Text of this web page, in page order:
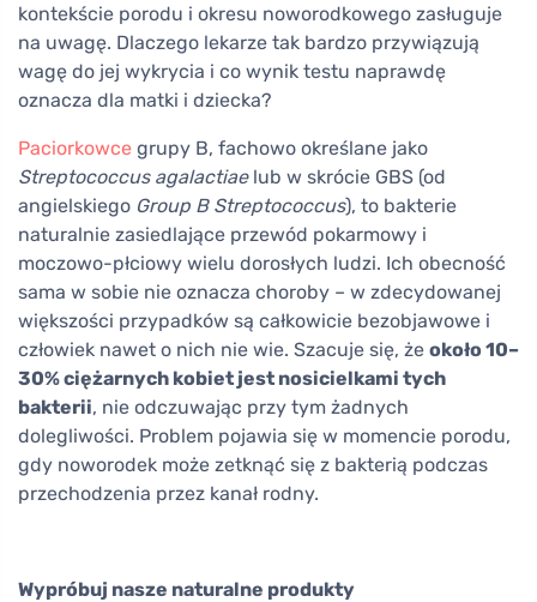
kontekście porodu i okresu noworodkowego zasługuje
na uwagę. Dlaczego lekarze tak bardzo przywiązują
wagę do jej wykrycia i co wynik testu naprawdę
oznacza dla matki i dziecka?
Paciorkowce grupy B, fachowo określane jako
Streptococcus agalactiaelub w skrócie GBS (od
angielskiego Group B Streptococcus), to bakterie
naturalnie zasiedlające przewód pokarmowy i
moczowo-płciowy wielu dorosłych ludzi. Ich obecność
sama w sobie nie oznacza choroby – w zdecydowanej
większości przypadków są całkowicie bezobjawowe i
człowiek nawet o nich nie wie. Szacuje się, że około 10–
30% ciężarnych kobiet jest nosicielkami tych
bakterii, nie odczuwając przy tym żadnych
dolegliwości. Problem pojawia się w momencie porodu,
gdy noworodek może zetknąć się z bakterią podczas
przechodzenia przez kanał rodny.
Wypróbuj nasze naturalne produkty